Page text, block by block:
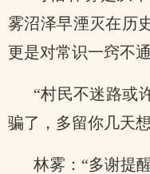
雾沼泽早湮灭在历
更是对常识一窍不通
“村民不迷路或
骗了，多留你几天
林雾：“多谢提